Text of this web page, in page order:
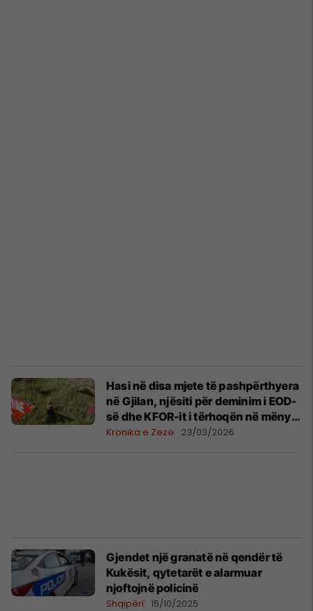
Hasi në disa mjete të pashpërthyera
në Gjilan, njësiti për deminim i EOD-
së dhe KFOR-it i tërhoqën në mënyrë
të sigurt
Kronika e Zezë 23/03/2026
Gjendet një granatë në qendër të
Kukësit, qytetarët e alarmuar
njoftojnë policinë
Shqipëri 15/10/2025